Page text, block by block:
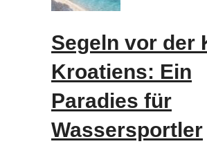
Segeln vor der
Kroatiens: Ein
Paradies für
Wassersportler